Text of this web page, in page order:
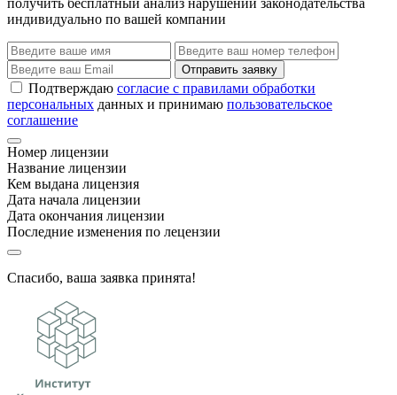
получить бесплатный анализ нарушений законодательства
индивидуально по вашей компании
Отправить заявку
Подтверждаю согласие с правилами обработки
персональных данных и принимаю пользовательское
соглашение
Номер лицензии
Название лицензии
Кем выдана лицензия
Дата начала лицензии
Дата окончания лицензии
Последние изменения по лецензии
Спасибо, ваша заявка принята!